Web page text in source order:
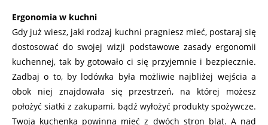
Ergonomia w kuchni
Gdy już wiesz, jaki rodzaj kuchni pragniesz mieć, postaraj się
dostosować do swojej wizji podstawowe zasady ergonomii
kuchennej, tak by gotowało ci się przyjemnie i bezpiecznie.
Zadbaj o to, by lodówka była możliwie najbliżej wejścia a
obok niej znajdowała się przestrzeń, na której możesz
położyć siatki z zakupami, bądź wyłożyć produkty spożywcze.
Twoja kuchenka powinna mieć z dwóch stron blat. A nad